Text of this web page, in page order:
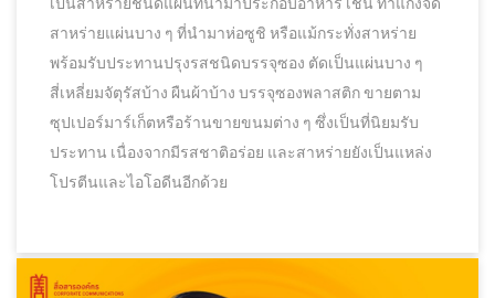
สาหร่ายแผ่นบาง ๆ ที่นำมาห่อซูชิ หรือแม้กระทั่งสาหร่าย
พร้อมรับประทานปรุงรสชนิดบรรจุซอง ตัดเป็นแผ่นบาง ๆ
สี่เหลี่ยมจัตุรัสบ้าง ผืนผ้าบ้าง บรรจุซองพลาสติก ขายตาม
ซุปเปอร์มาร์เก็ตหรือร้านขายขนมต่าง ๆ ซึ่งเป็นที่นิยมรับ
ประทาน เนื่องจากมีรสชาติอร่อย และสาหร่ายยังเป็นแหล่ง
โปรตีนและไอโอดีนอีกด้วย